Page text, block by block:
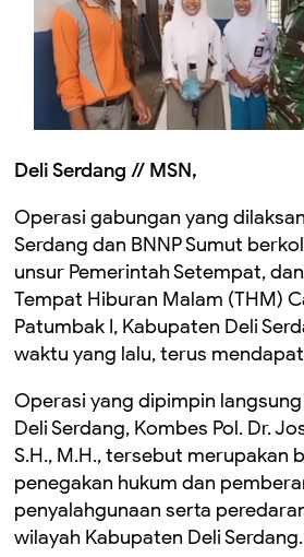
Deli Serdang // MSN,
Operasi gabungan yang
Serdang dan BNNP Sumut
unsur Pemerintah Setempat,
Tempat Hiburan Malam (THM)
Patumbak I, Kabupaten Deli
waktu yang lalu, terus
Operasi yang dipimpin
Deli Serdang, Kombes Pol. Dr.
S.H., M.H., tersebut merupakan
penegakan hukum dan
penyalahgunaan serta
wilayah Kabupaten Deli Serdang.